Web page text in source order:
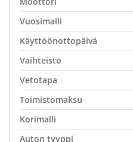
Vuosimalli
Käyttöönottopäivä
Vaihteisto
Vetotapa
Toimistomaksu
Korimalli
Auton tyyppi